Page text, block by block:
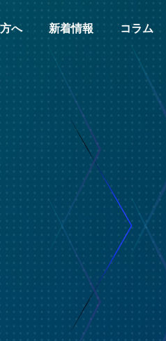
へ 新着情報 コラム